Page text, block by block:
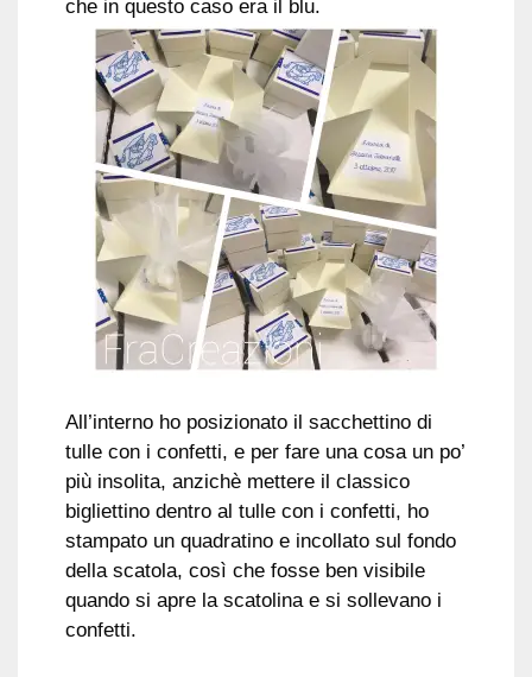
che in questo caso era il blu.
All’interno ho posizionato il sacchettino di
tulle con i confetti, e per fare una cosa un po’
più insolita, anzichè mettere il classico
bigliettino dentro al tulle con i confetti, ho
stampato un quadratino e incollato sul fondo
della scatola, così che fosse ben visibile
quando si apre la scatolina e si sollevano i
confetti.